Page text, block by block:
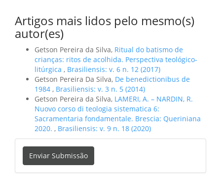
Artigos mais lidos pelo mesmo(s)
autor(es)
Getson Pereira da Silva, Ritual do batismo de
crianças: ritos de acolhida. Perspectiva teológico-
litúrgica , Brasiliensis: v. 6 n. 12 (2017)
Getson Pereira Da Silva, De benedictionibus de
1984 , Brasiliensis: v. 3 n. 5 (2014)
Getson Pereira da Silva, LAMERI, A. – NARDIN, R.
Nuovo corso di teologia sistematica 6:
Sacramentaria fondamentale. Brescia: Queriniana
2020. , Brasiliensis: v. 9 n. 18 (2020)
Enviar
Submissão
Enviar Submissão